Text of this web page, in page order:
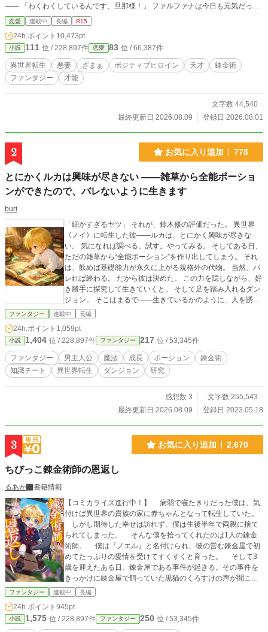
―― 「わくわくしているんです、旦那様！」 ファルファナは今日も元気だっ
た。 目指すは処刑エンド回避と円満離婚。 毒親からの妨害、無色への偏見、悪
妻の汚名。 次々と降りかかる問題も、持ち前の明るさと「天才的な才能」で軽
やかに跳ね返していく。 やがて錬金術師ヤトに弟子入りしたファルファナは、
魔力がなくても扱える不思議な道具《アルケミア》の世界に魅了されていく。
落ちこぼれの悪妻が、悪評も陰謀も吹き飛ばしながら、大切な人達と出会い、健
やかに楽しく生きていくことを目指す物語。 今日もファルファナは元気いっぱ
いです！ 不定期更新。 この作品は私の考えた世界の話です。設定ゆるゆるで
恋愛 連載中 長編 R15
24h.ポイント 10,473pt
小説 111 位 / 228,897件 恋愛 83 位 / 66,387件
異世界転生 悪妻 ざまぁ ポジティブヒロイン 天才
錬金術
ファンタジー
才能
文字数 44,540
最終更新日 2026.08.09
登録日 2026.08.01
2 お気に入り追加 778
とにかくルカは興味が尽きない ――雑草から全能ポーショ
ンができたので、バレないように生きます
buri
「細かすぎるヤツ」 それが、鈴木修の評価だった。 異世界
《ノイ》に転生した彼――ルカは、とにかく興味が尽きな
い。 気になれば調べる。試す。やってみる。 そしてある日、
ただの雑草から“全能ポーション”を作り出してしまう。 それ
は、飲めば基礎能力が永久に上がる規格外の代物。 当然、バ
レれば終わる。 だから彼は決めた。 この力を隠しながら、好
き勝手に探究して生きていくと。 そして足を踏み入れるダン
ジョン。 そこはまるで――生きているかのように、人を誘っ
ていた。
ファンタジー 連載中 長編
24h.ポイント 1,059pt
小説 1,404 位 / 228,897件 ファンタジー 217 位 / 53,345件
ファンタジー 男主人公 魔法 成長 ポーション
錬金術
知識チート
異世界転生 ダンジョン 研究
感想数 3
文字数 255,543
最終更新日 2026.08.09
登録日 2023.05.18
3 お気に入り追加 2,670
ちびっこ錬金術師の恩返し
るあか
書籍情報
【コミカライズ進行中！】 病弱で寝たきりだった僕は、気
付けば異世界の貴族の家に赤ちゃんとなって転生していた。
しかし期待した幸せは訪れず、僕は生後半年で両親に捨て
られてしまった。 そんな僕を拾ってくれたのは1人の錬金
術師。 僕は『ノエル』と名付けられ、彼の営む錬金屋で初
めてたっぷりの愛情を受けてすくすくと育った。 そして3
歳を迎えたある日、錬金屋である事件が起きる。その事件を
きっかけに錬金屋で飼っていた黒猫のくろすけの声が聞こえ
るようになり、僕には超能力のスキルと膨大な魔力があるこ
は彼に弟子入りをして、錬金術を覚えることに。 個性豊か
な3人の冒険者と、お父さんの錬金したアイテムの納品先であ
ファンタジー 連載中 長編
24h.ポイント 945pt
小説 1,575 位 / 228,897件 ファンタジー 250 位 / 53,345件